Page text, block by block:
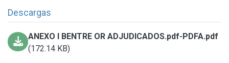
Descargas
ANEXO I BENTRE OR ADJUDICADOS.pdf-PDFA.pdf
(172.14 KB)